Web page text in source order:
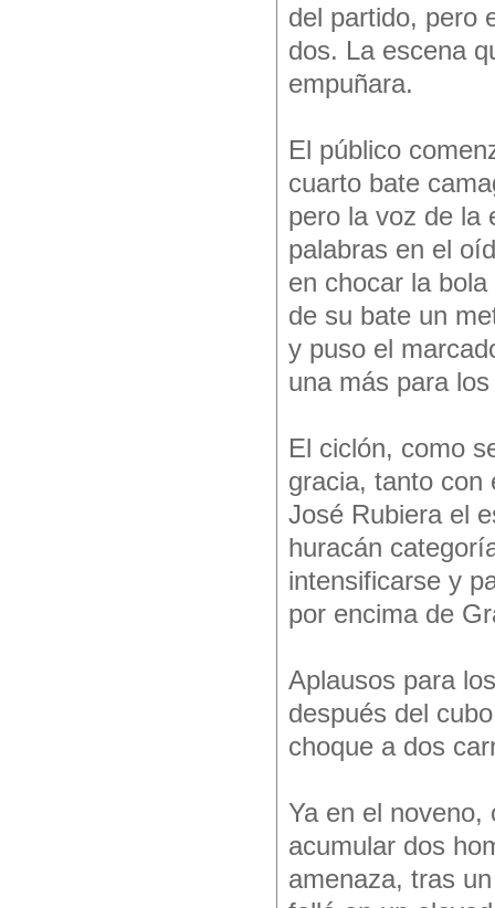
del partido, pero
dos. La escena
empuñara.
El público
cuarto bate
pero la voz de la
palabras en el
en chocar la
de su bate un
y puso el
una más para
El ciclón, como
gracia, tanto con
José Rubiera el
huracán
intensificarse y
por encima de
Aplausos para
después del
choque a dos
Ya en el noveno,
acumular dos
amenaza, tras